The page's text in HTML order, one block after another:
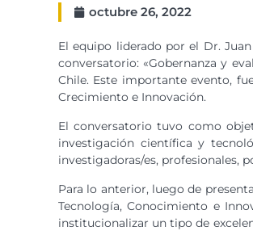
octubre 26, 2022
El equipo liderado por el Dr.
conversatorio: «Gobernanza y
Chile. Este importante evento,
Crecimiento e Innovación.
El conversatorio tuvo como
investigación científica y
investigadoras/es, profesionales,
Para lo anterior, luego de
Tecnología, Conocimiento e
institucionalizar un tipo de